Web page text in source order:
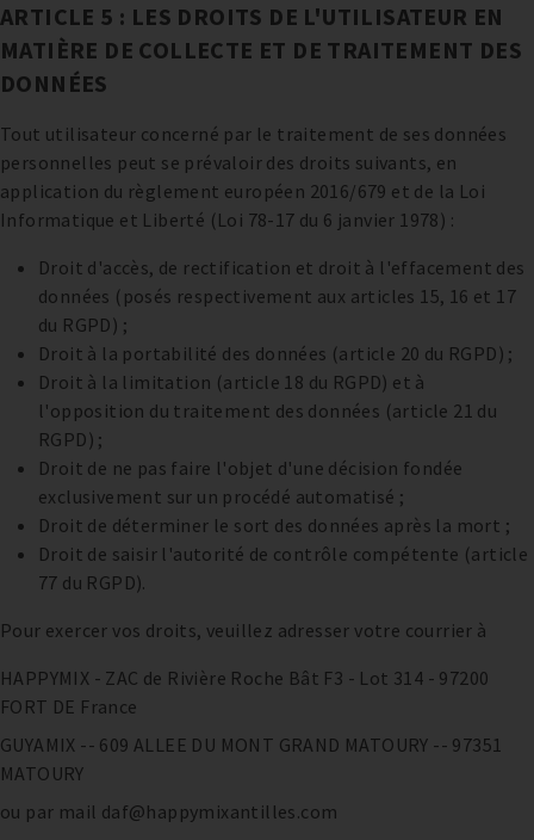
ARTICLE 5 : LES DROITS DE L'UTILISATEUR EN
MATIÈRE DE COLLECTE ET DE TRAITEMENT DES
DONNÉES
Tout utilisateur concerné par le traitement de ses données
personnelles peut se prévaloir des droits suivants, en
application du règlement européen 2016/679 et de la Loi
Informatique et Liberté (Loi 78-17 du 6 janvier 1978) :
Droit d'accès, de rectification et droit à l'effacement des
données (posés respectivement aux articles 15, 16 et 17
du RGPD) ;
Droit à la portabilité des données (article 20 du RGPD) ;
Droit à la limitation (article 18 du RGPD) et à
l'opposition du traitement des données (article 21 du
RGPD) ;
Droit de ne pas faire l'objet d'une décision fondée
exclusivement sur un procédé automatisé ;
Droit de déterminer le sort des données après la mort ;
Droit de saisir l'autorité de contrôle compétente (article
77 du RGPD).
Pour exercer vos droits, veuillez adresser votre courrier à
HAPPYMIX - ZAC de Rivière Roche Bât F3 - Lot 314 - 97200
FORT DE France
GUYAMIX -- 609 ALLEE DU MONT GRAND MATOURY -- 97351
MATOURY
ou par mail daf@happymixantilles.com